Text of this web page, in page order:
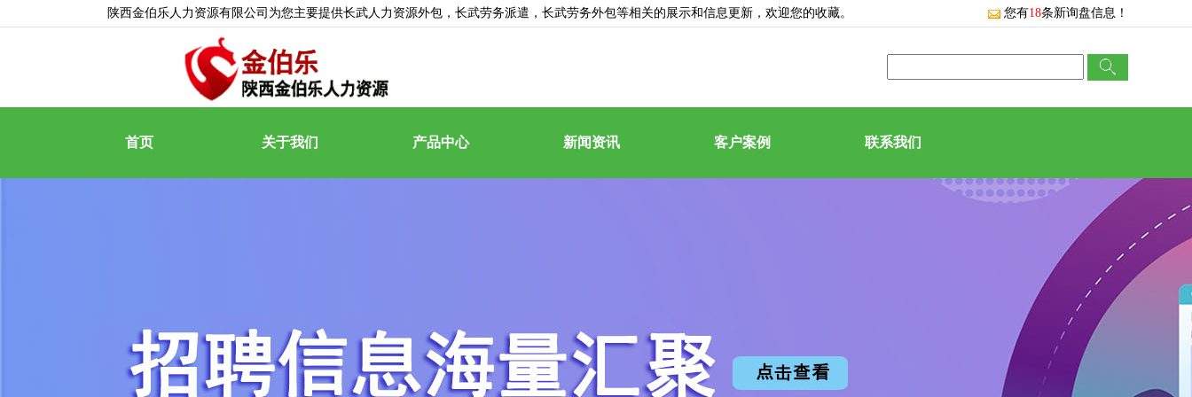
陕西金伯乐人力资源有限公司为您主要提供长武人力资源外包 ，长武劳务派遣，长武劳务外包等相关的展示和信息更新，欢迎您的收藏。 您有18条新询盘信息！
首页 关于我们 产品中心 新闻资讯 客户案例 联系我们